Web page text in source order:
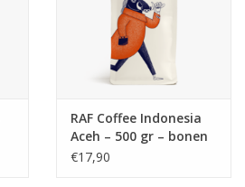
RAF Coffee Indonesia
Aceh – 500 gr – bonen
(bio)
€17,90